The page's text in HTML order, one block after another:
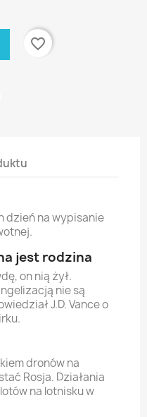
favorite_border
dzień na wypisanie
jest rodzina
on nią żył.
nie są
J.D. Vance o
dronów na
Rosja. Działania
na lotnisku w